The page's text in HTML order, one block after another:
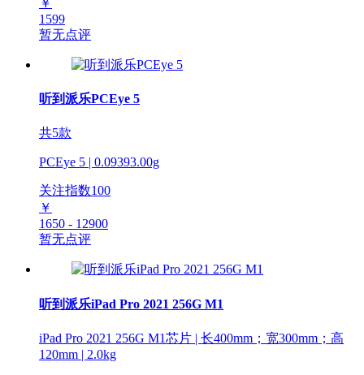
￥
1599
暂无点评
听到派乐PCEye 5
共5款
PCEye 5 | 0.09393.00g
关注指数100
￥
1650 - 12900
暂无点评
听到派乐iPad Pro 2021 256G M1
iPad Pro 2021 256G M1芯片 | 长400mm；宽300mm；高
120mm | 2.0kg